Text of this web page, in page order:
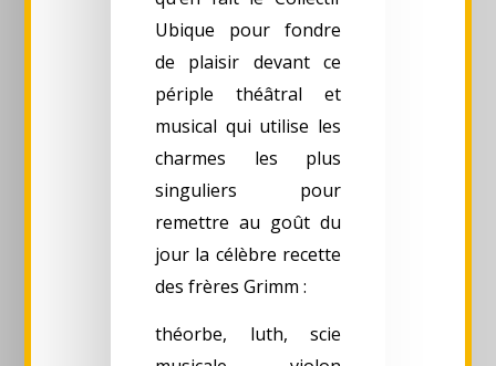
Ubique pour fondre
de plaisir devant ce
périple théâtral et
musical qui utilise les
charmes les plus
singuliers pour
remettre au goût du
jour la célèbre recette
des frères Grimm :
théorbe, luth, scie